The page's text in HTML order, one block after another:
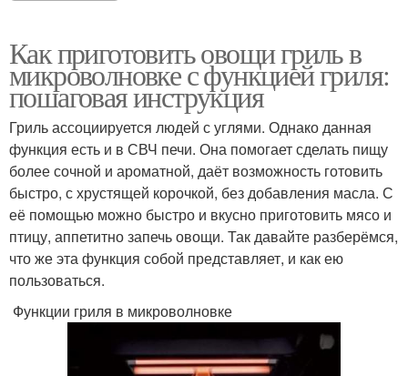
Как приготовить овощи гриль в
микроволновке с функцией гриля:
пошаговая инструкция
Гриль ассоциируется людей с углями. Однако данная
функция есть и в СВЧ печи. Она помогает сделать пищу
более сочной и ароматной, даёт возможность готовить
быстро, с хрустящей корочкой, без добавления масла. С
её помощью можно быстро и вкусно приготовить мясо и
птицу, аппетитно запечь овощи. Так давайте разберёмся,
что же эта функция собой представляет, и как ею
пользоваться.
Функции гриля в микроволновке